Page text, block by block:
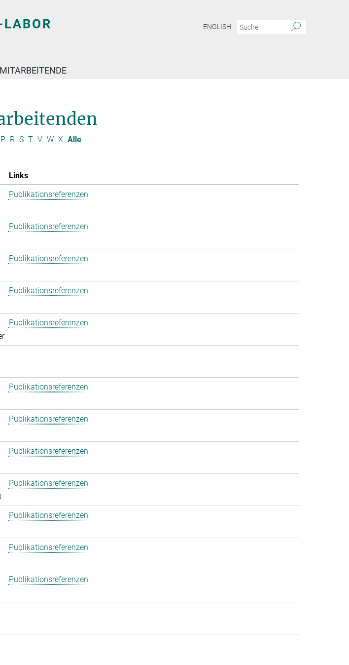
ENGLISH
MITARBEITENDE
P R S T V W X Alle
Links
Publikationsreferenzen
Publikationsreferenzen
Publikationsreferenzen
Publikationsreferenzen
Publikationsreferenzen
Publikationsreferenzen
Publikationsreferenzen
Publikationsreferenzen
Publikationsreferenzen
Publikationsreferenzen
Publikationsreferenzen
Publikationsreferenzen